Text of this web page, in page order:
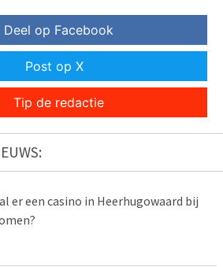
Deel op Facebook
Post op X
Tip de redactie
er een casino in Heerhugowaard bij